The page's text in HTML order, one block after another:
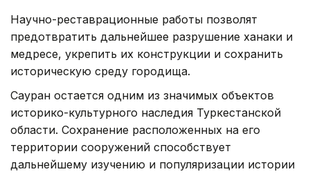
Научно-реставрационные работы позволят
предотвратить дальнейшее разрушение ханаки и
медресе, укрепить их конструкции и сохранить
историческую среду городища.
Сауран остается одним из значимых объектов
историко-культурного наследия Туркестанской
области. Сохранение расположенных на его
территории сооружений способствует
дальнейшему изучению и популяризации истории